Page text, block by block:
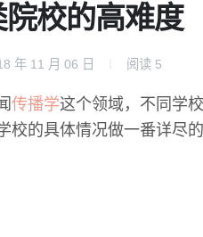
校的高难度
年 11 月 06 日 阅读 5
传播学这个领域，不同学
校的具体情况做一番详尽